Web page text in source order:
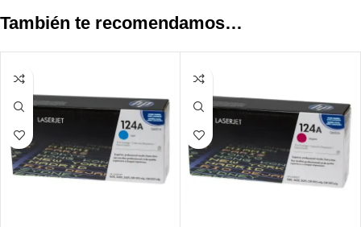
También te recomendamos…